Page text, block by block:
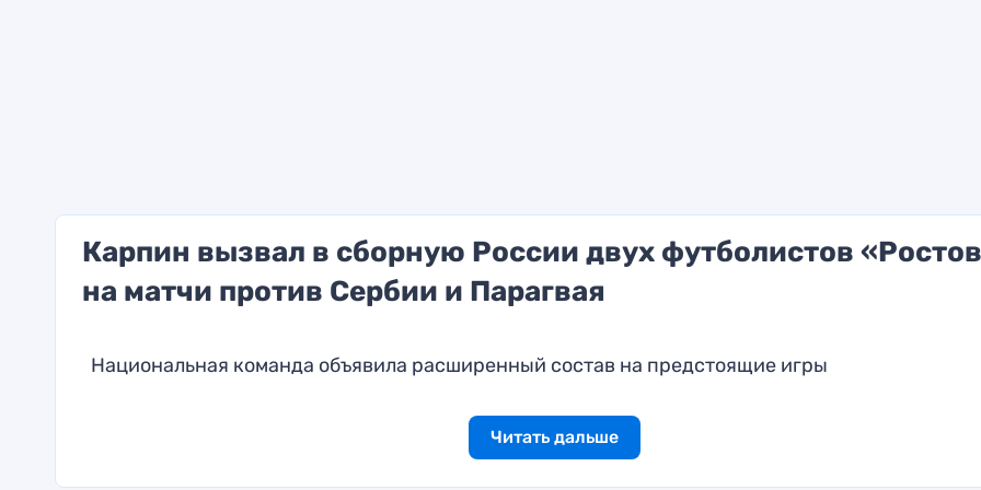
Карпин вызвал в сборную России двух футболистов
на матчи против Сербии и Парагвая
Национальная команда объявила расширенный состав на предстоящие игры
Читать дальше